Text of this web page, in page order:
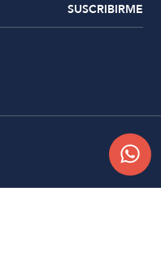
SUSCRIBIRME